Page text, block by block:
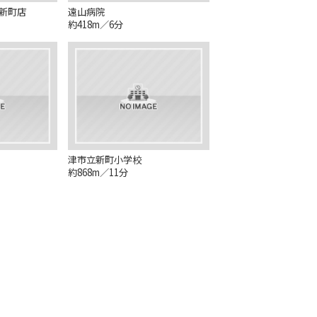
町店
遠山病院
約418m／6分
津市立新町小学校
約868m／11分